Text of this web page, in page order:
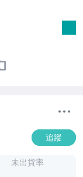
追蹤
未出貨率